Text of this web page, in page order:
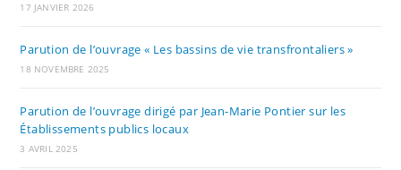
17 JANVIER 2026
Parution de l’ouvrage « Les bassins de vie transfrontaliers »
18 NOVEMBRE 2025
Parution de l’ouvrage dirigé par Jean-Marie Pontier sur les
Établissements publics locaux
3 AVRIL 2025